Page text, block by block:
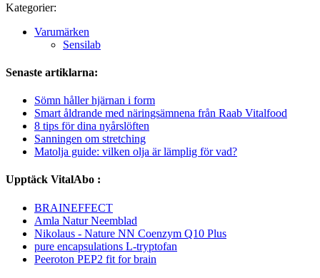
Kategorier:
Varumärken
Sensilab
Senaste artiklarna:
Sömn håller hjärnan i form
Smart åldrande med näringsämnena från Raab Vitalfood
8 tips för dina nyårslöften
Sanningen om stretching
Matolja guide: vilken olja är lämplig för vad?
Upptäck VitalAbo :
BRAINEFFECT
Amla Natur Neemblad
Nikolaus - Nature NN Coenzym Q10 Plus
pure encapsulations L-tryptofan
Peeroton PEP2 fit for brain